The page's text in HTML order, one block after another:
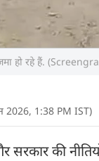
जमा हो रहे हैं.
2026, 1:38 PM IST)
की